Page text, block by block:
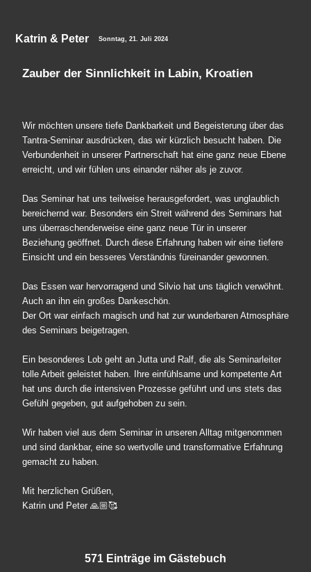
Katrin & Peter Sonntag, 21. Juli 2024
Zauber der Sinnlichkeit in Labin, Kroatien
Wir möchten unsere tiefe Dankbarkeit und Begeisterung über das
Tantra-Seminar ausdrücken, das wir kürzlich besucht haben. Die
Verbundenheit in unserer Partnerschaft hat eine ganz neue Ebene
erreicht, und wir fühlen uns einander näher als je zuvor.
Das Seminar hat uns teilweise herausgefordert, was unglaublich
bereichernd war. Besonders ein Streit während des Seminars hat
uns überraschenderweise eine ganz neue Tür in unserer
Beziehung geöffnet. Durch diese Erfahrung haben wir eine tiefere
Einsicht und ein besseres Verständnis füreinander gewonnen.
Das Essen war hervorragend und Silvio hat uns täglich verwöhnt.
Auch an ihn ein großes Dankeschön.
Der Ort war einfach magisch und hat zur wunderbaren Atmosphäre
des Seminars beigetragen.
Ein besonderes Lob geht an Jutta und Ralf, die als Seminarleiter
tolle Arbeit geleistet haben. Ihre einfühlsame und kompetente Art
hat uns durch die intensiven Prozesse geführt und uns stets das
Gefühl gegeben, gut aufgehoben zu sein.
Wir haben viel aus dem Seminar in unseren Alltag mitgenommen
und sind dankbar, eine so wertvolle und transformative Erfahrung
gemacht zu haben.
Mit herzlichen Grüßen,
Katrin und Peter 🙏🏼🥰
571 Einträge im Gästebuch